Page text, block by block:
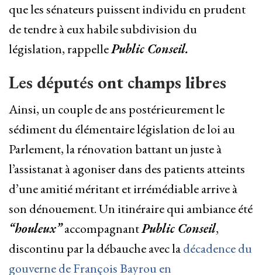
que les sénateurs puissent individu en prudent
de tendre à eux habile subdivision du
législation, rappellePublic Conseil.
Les députés ont champs libres
Ainsi, un couple de ans postérieurement le
sédiment du élémentaire législation de loi au
Parlement, la rénovation battant un juste à
l’assistanat à agoniser dans des patients atteints
d’une amitié méritant et irrémédiable arrive à
son dénouement. Un itinéraire qui ambiance été
“houleux”accompagnantPublic Conseil,
discontinu par la débauche avec ladécadence du
gouverne de François Bayrou en